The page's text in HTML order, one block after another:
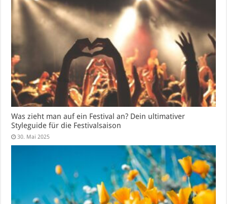
Was zieht man auf ein Festival an? Dein ultimativer
Styleguide für die Festivalsaison
30. Mai 2025